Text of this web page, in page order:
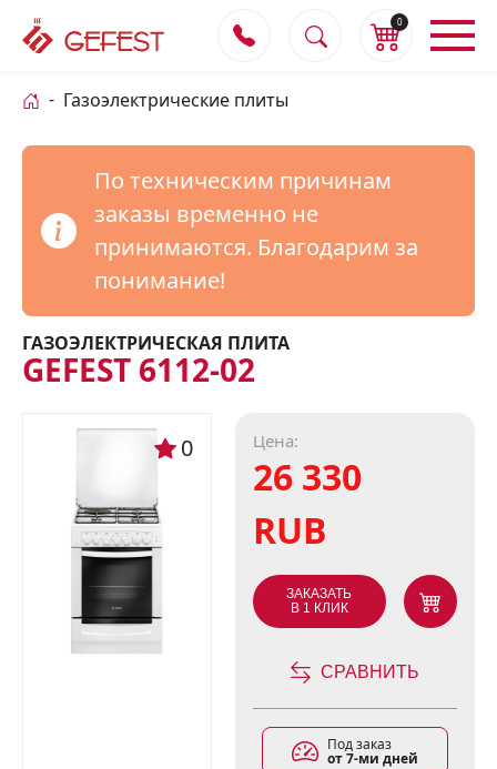
0
Газоэлектрические плиты
По техническим причинам
заказы временно не
принимаются. Благодарим за
понимание!
ГАЗОЭЛЕКТРИЧЕСКАЯ ПЛИТА
GEFEST 6112-02
0 Цена:
26 330
RUB
ЗАКАЗАТЬ
В 1 КЛИК
СРАВНИТЬ
Под заказ
от 7-ми дней